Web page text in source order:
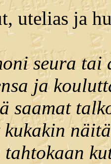
utelias ja
seura
ja
saamat
tahtokaan